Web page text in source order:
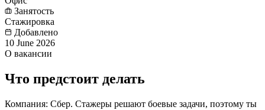
Занятость
Стажировка
Добавлено
10 June 2026
О вакансии
Что предстоит делать
Компания: Сбер. Стажеры решают боевые задачи, поэтому ты